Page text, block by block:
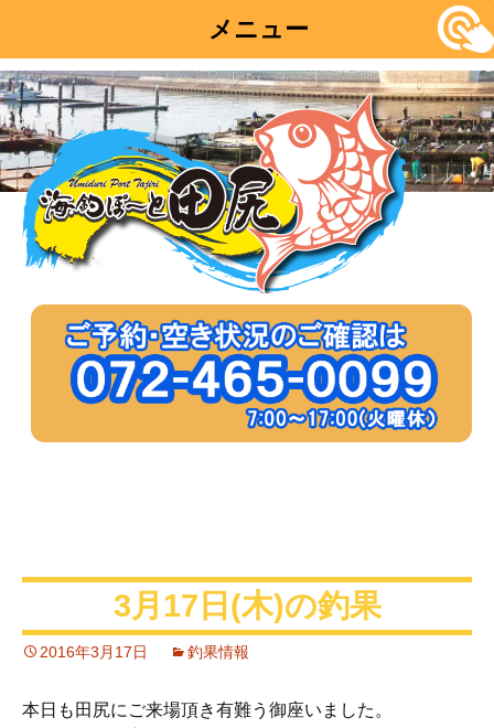
メニュー
コ
ン
テ
ン
ツ
3月17日(木)の釣果
2016年3月17日 釣果情報
本日も田尻にご来場頂き有難う御座いました。